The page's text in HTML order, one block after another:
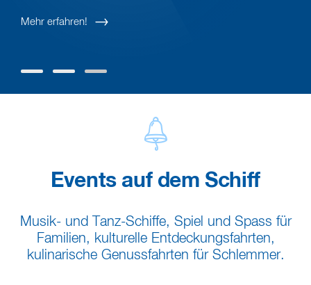
Mehr erfahren!
Events auf dem Schiff
Musik- und Tanz-Schiffe, Spiel und Spass für
Familien, kulturelle Entdeckungsfahrten,
kulinarische Genussfahrten für Schlemmer.